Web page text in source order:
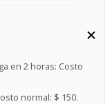
en 2 horas: Costo
normal: $ 150.